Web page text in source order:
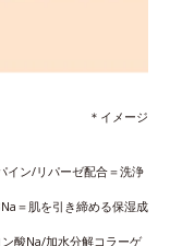
＊イメージ
イン/リパーゼ配合＝洗浄
＝肌を引き締める保湿成
酸Na/加水分解コラーゲ